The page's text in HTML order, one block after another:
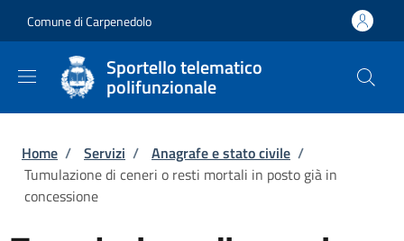
Comune di Carpenedolo
Sportello telematico
polifunzionale
Briciole di pane
Home / Servizi / Anagrafe e stato civile /
Tumulazione di ceneri o resti mortali in posto già in
concessione